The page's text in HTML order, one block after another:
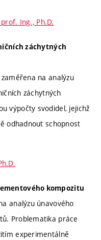
Ing., Ph.D.
záchytných
na analýzu
záchytných
výpočty svodidel, jejichž
odhadnout schopnost
kompozitu
analýzu únavového
Problematika práce
experimentálně